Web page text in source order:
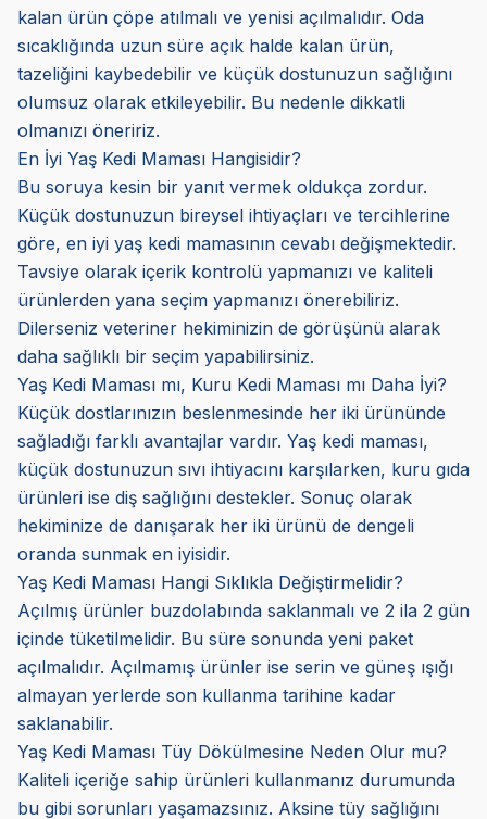
kalan ürün çöpe atılmalı ve yenisi açılmalıdır. Oda
sıcaklığında uzun süre açık halde kalan ürün,
tazeliğini kaybedebilir ve küçük dostunuzun sağlığını
olumsuz olarak etkileyebilir. Bu nedenle dikkatli
olmanızı öneririz.
En İyi Yaş Kedi Maması Hangisidir?
Bu soruya kesin bir yanıt vermek oldukça zordur.
Küçük dostunuzun bireysel ihtiyaçları ve tercihlerine
göre, en iyi yaş kedi mamasının cevabı değişmektedir.
Tavsiye olarak içerik kontrolü yapmanızı ve kaliteli
ürünlerden yana seçim yapmanızı önerebiliriz.
Dilerseniz veteriner hekiminizin de görüşünü alarak
daha sağlıklı bir seçim yapabilirsiniz.
Yaş Kedi Maması mı, Kuru Kedi Maması mı Daha İyi?
Küçük dostlarınızın beslenmesinde her iki ürününde
sağladığı farklı avantajlar vardır. Yaş kedi maması,
küçük dostunuzun sıvı ihtiyacını karşılarken, kuru gıda
ürünleri ise diş sağlığını destekler. Sonuç olarak
hekiminize de danışarak her iki ürünü de dengeli
oranda sunmak en iyisidir.
Yaş Kedi Maması Hangi Sıklıkla Değiştirmelidir?
Açılmış ürünler buzdolabında saklanmalı ve 2 ila 2 gün
içinde tüketilmelidir. Bu süre sonunda yeni paket
açılmalıdır. Açılmamış ürünler ise serin ve güneş ışığı
almayan yerlerde son kullanma tarihine kadar
saklanabilir.
Yaş Kedi Maması Tüy Dökülmesine Neden Olur mu?
Kaliteli içeriğe sahip ürünleri kullanmanız durumunda
bu gibi sorunları yaşamazsınız. Aksine tüy sağlığını